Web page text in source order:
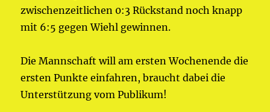
zwischenzeitlichen 0:3 Rückstand noch knapp
mit 6:5 gegen Wiehl gewinnen.
Die Mannschaft will am ersten Wochenende die
ersten Punkte einfahren, braucht dabei die
Unterstützung vom Publikum!